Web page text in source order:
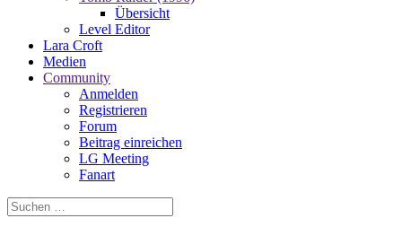
Übersicht
Level Editor
Lara Croft
Medien
Community
Anmelden
Registrieren
Forum
Beitrag einreichen
LG Meeting
Fanart